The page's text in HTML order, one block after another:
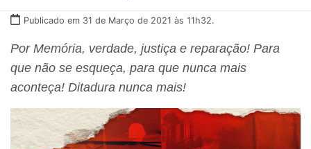
Publicado em 31 de Março de 2021 às 11h32.
Por Memória, verdade, justiça e reparação! Para
que não se esqueça, para que nunca mais
aconteça! Ditadura nunca mais!